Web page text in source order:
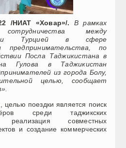
/НИАТ «Ховар»/.
В рамках
сотрудничества между
и Турцией в сфере
предпринимательства, по
Посла Таджикистана в
Гулова в Таджикистан
из города Болу,
целью, сообщает
поездки является поиск
среди таджикских
реализация совместных
и создание коммерческих